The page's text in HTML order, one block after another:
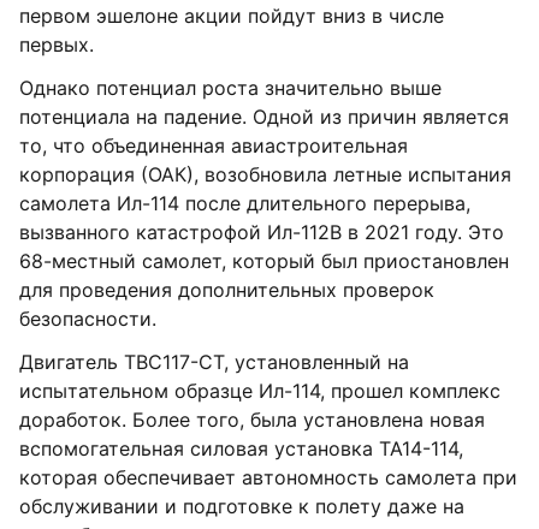
первом эшелоне акции пойдут вниз в числе
первых.
Однако потенциал роста значительно выше
потенциала на падение. Одной из причин является
то, что объединенная авиастроительная
корпорация (ОАК), возобновила летные испытания
самолета Ил-114 после длительного перерыва,
вызванного катастрофой Ил-112В в 2021 году. Это
68-местный самолет, который был приостановлен
для проведения дополнительных проверок
безопасности.
Двигатель ТВС117-СТ, установленный на
испытательном образце Ил-114, прошел комплекс
доработок. Более того, была установлена новая
вспомогательная силовая установка ТА14-114,
которая обеспечивает автономность самолета при
обслуживании и подготовке к полету даже на